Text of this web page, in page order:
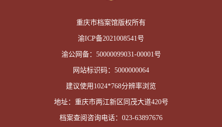
重庆市档案馆版权所有
渝ICP备2021008541号
渝公网备： 50000099031-00001号
网站标识码： 5000000064
建议使用1024*768分辨率浏览
地址：重庆市两江新区同茂大道420号
档案查阅咨询电话： 023-63897676